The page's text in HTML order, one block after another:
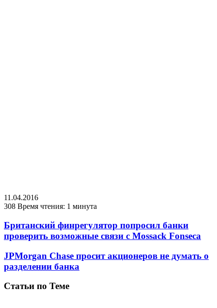
11.04.2016
308 Время чтения: 1 минута
Британский финрегулятор попросил банки
проверить возможные связи с Mossack Fonseca
JPMorgan Chase просит акционеров не думать о
разделении банка
Статьи по Теме